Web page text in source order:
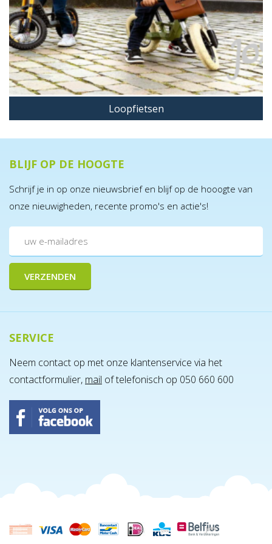
BERG Veiligheidsvlag XS
€ 10,00
Incl. BTW
BESTEL MEE
Montage Go² - Afhaal
€ 30,00
Incl. BTW
Loopfietsen
BLIJF OP DE HOOGTE
Schrijf je in op onze nieuwsbrief en blijf op de hooogte van
onze nieuwigheden, recente promo's en actie's!
SERVICE
Neem contact op met onze klantenservice via het
contactformulier, mail of telefonisch op 050 660 600